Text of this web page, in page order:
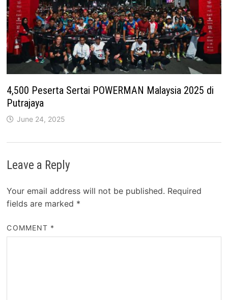
4,500 Peserta Sertai POWERMAN Malaysia 2025 di
Putrajaya
June 24, 2025
Leave a Reply
Your email address will not be published. Required
fields are marked *
COMMENT *